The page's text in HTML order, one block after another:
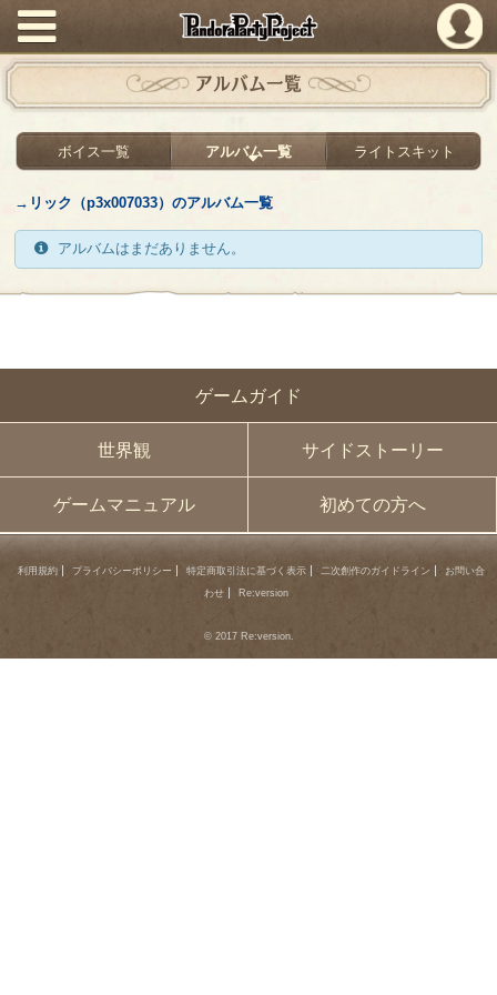
PandoraPartyProject
ゲームガイド
世界観 サイドストーリー
ゲームマニュアル 初めての方へ
アルバム一覧
ボイス一覧 アルバム一覧 ライトスキット
→リック（p3x007033）のアルバム一覧
アルバムはまだありません。
利用規約 プライバシーポリシー 特定商取引法に基づく表示 二次創作のガイドライン
お問い合
わせ
Re:version
© 2017 Re:version.